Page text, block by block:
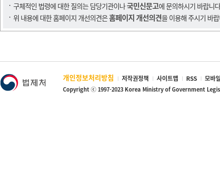
구체적인 법령에 대한 질의는 담당기관이나국민신문고에 문의하시기 바랍니
위 내용에 대한 홈페이지 개선의견은홈페이지 개선의견을 이용해 주시기 바
개인정보처리방침 저작권정책 사이트맵 RSS 모바
Copyright ⓒ 1997-2023 Korea Ministry of Government